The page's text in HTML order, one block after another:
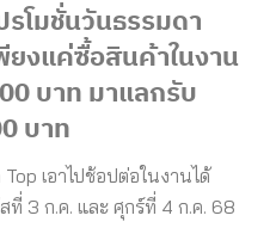
รโมชั่นวันธรรมดา
งแค่ซื้อสินค้าในงาน
บาท มาแลกรับ
บาท
เอาไปช้อปต่อในงานได้
3 ก.ค. และ ศุกร์ที่ 4 ก.ค. 68